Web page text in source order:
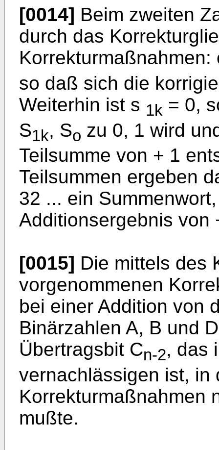
[0014] Beim zweiten
durch das
so daß sich die
Weiterhin ist s 1k = 0,
S1k, So zu 0, 1 wird
Teilsumme von + 1
Teilsummen ergeben
32 ... ein
Additionsergebnis von
[0015] Die mittels des
vorgenommenen
bei einer Addition von
Binärzahlen A, B und
Übertragsbit Cn-2, das
vernachlässigen ist, in
Korrekturmaßnahmen
mußte.